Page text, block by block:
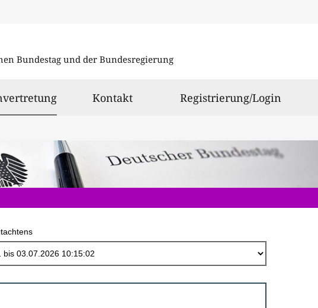
Bundestag und der Bundesregierung
ausgewählt
Kontakt Registrierung/Login